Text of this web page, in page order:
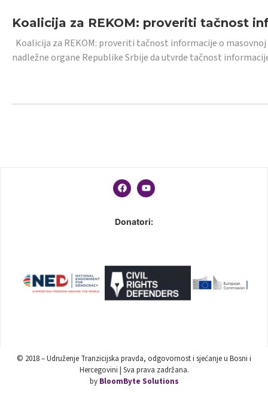
Koalicija za REKOM: proveriti tačnost
Koalicija za REKOM: proveriti tačnost informacije o
nadležne organe Republike Srbije da utvrde tačnost
Donatori:
© 2018 – Udruženje Tranzicijska pravda, odgovornost i sjećanje u Bosni i
Hercegovini | Sva prava zadržana.
by BloomByte Solutions